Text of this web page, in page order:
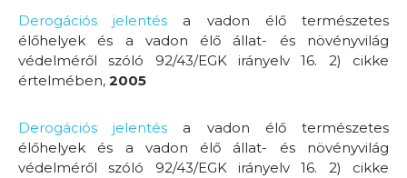
Derogációs jelentés a vadon élő természetes
élőhelyek és a vadon élő állat- és növényvilág
védelméről szóló 92/43/EGK irányelv 16. 2) cikke
értelmében, 2005
Derogációs jelentés a vadon élő természetes
élőhelyek és a vadon élő állat- és növényvilág
védelméről szóló 92/43/EGK irányelv 16. 2) cikke